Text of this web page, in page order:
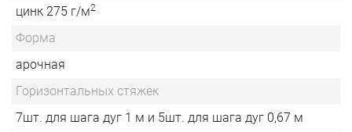
цинк 275 г/м2
Форма
арочная
Горизонтальных стяжек
7шт. для шага дуг 1 м и 5шт. для шага дуг 0,67 м